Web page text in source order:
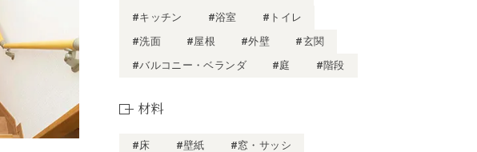
#キッチン
#浴室
#トイレ
#洗面
#屋根 #外壁
#玄関
#バルコニー・ベランダ
#庭 #階段
材料
#床 #壁紙 #窓・サッシ